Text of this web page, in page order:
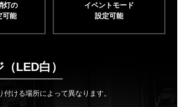
灯の
可能
イベントモード
設定可能
LED白）
ける場所によって異なります。